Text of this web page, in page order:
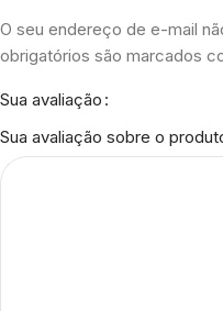
O seu endereço de e-mail
obrigatórios são marcados
Sua avaliação
Sua avaliação sobre o